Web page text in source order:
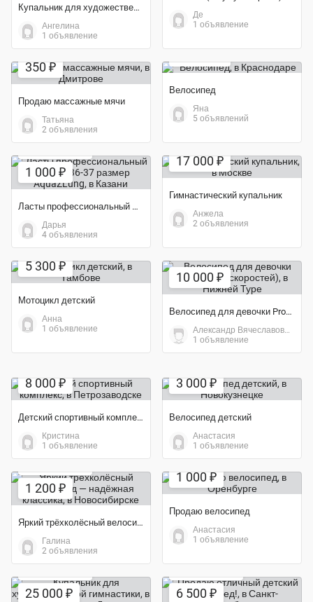
Купальник для художественной гимнастики
Ангелина
1 объявление
Де
1 объявление
350 ₽
Продаю массажные мячи
Татьяна
2 объявления
Велосипед
Яна
5 объявлений
1 000 ₽
Ласты профессиональный детские 36-37 размер AquaZLung
Дарья
4 объявления
17 000 ₽
Гимнастический купальник
Анжела
2 объявления
5 300 ₽
Мотоцикл детский
Анна
1 объявление
10 000 ₽
Велосипед для девочки Progress (6 скоростей)
1 объявление
8 000 ₽
Детский спортивный комплекс
Кристина
1 объявление
3 000 ₽
Велосипед детский
Анастасия
1 объявление
1 200 ₽
Яркий трёхколёсный велосипед — надёжная классика
Галина
2 объявления
1 000 ₽
Продаю велосипед
Анастасия
1 объявление
25 000 ₽ 6 500 ₽